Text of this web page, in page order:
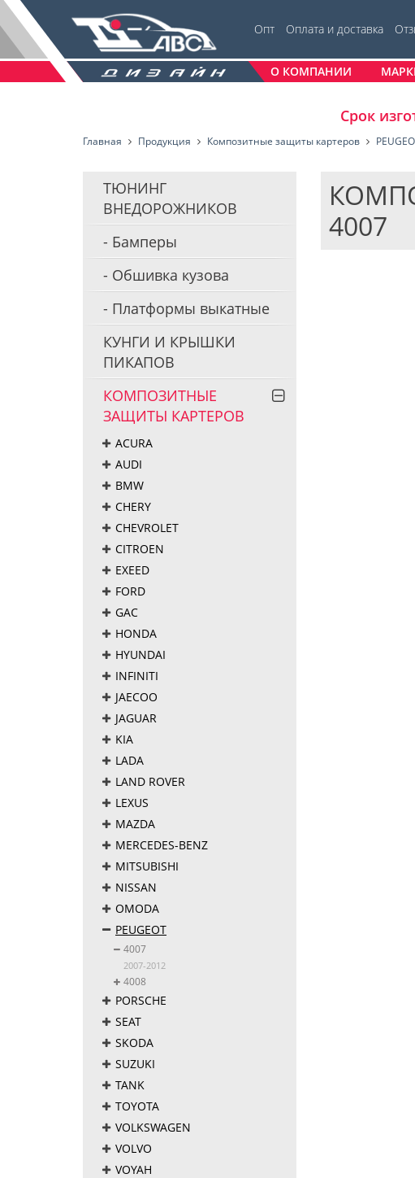
Опт Оплата и доставка
О КОМПАНИИ
Срок
Главная Продукция Композитные защиты картеров
4007
ТЮНИНГ
ВНЕДОРОЖНИКОВ
Бамперы
Обшивка кузова
Платформы выкатные
КУНГИ И КРЫШКИ
ПИКАПОВ
КОМПОЗИТНЫЕ
ЗАЩИТЫ КАРТЕРОВ
ACURA
AUDI
BMW
CHERY
CHEVROLET
CITROEN
EXEED
FORD
GAC
HONDA
HYUNDAI
INFINITI
JAECOO
JAGUAR
KIA
LADA
LAND ROVER
LEXUS
MAZDA
MERCEDES-BENZ
MITSUBISHI
NISSAN
OMODA
PEUGEOT
4007
2007-2012
4008
PORSCHE
SEAT
SKODA
SUZUKI
TANK
TOYOTA
VOLKSWAGEN
VOLVO
VOYAH